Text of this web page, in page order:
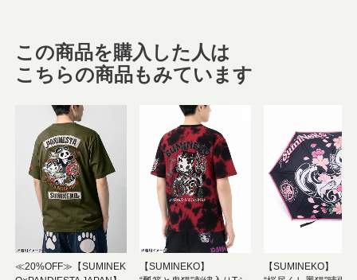
この商品を購入した人は
こちらの商品もみています
≪20%OFF≫【SUMINEK
【SUMINEKO】
【SUMINEKO】